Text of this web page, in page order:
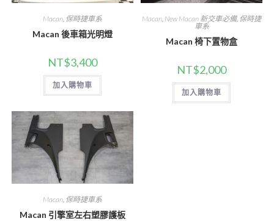
Macan, 保時捷車系
Macan 後車箱光明燈
NT$3,400
加入購物車
Macan, New Macan 新交車必備, 保時捷
車系
Macan 椅下置物盒
NT$2,000
加入購物車
Macan, 保時捷車系
Macan 引擎室左右塑膠護板